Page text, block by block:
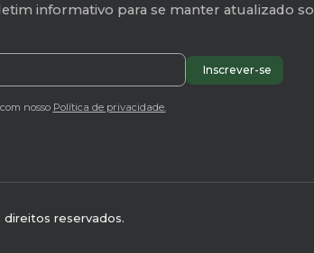
informativo para se manter atualizado
nosso Política de privacidade.
reservados.